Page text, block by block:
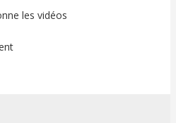
les vidéos